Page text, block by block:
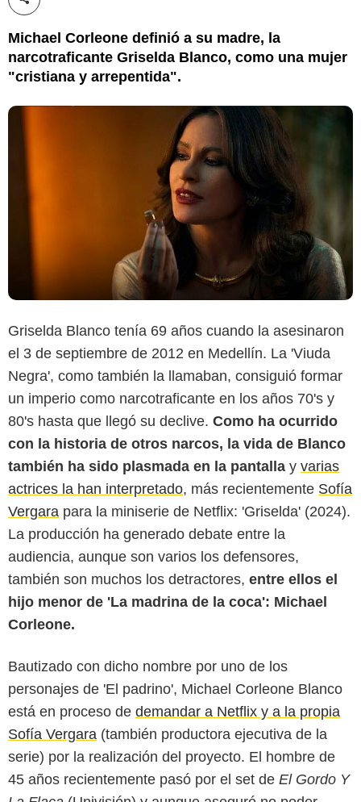
Compartir esta noticia
Michael Corleone definió a su madre, la
narcotraficante Griselda Blanco, como una mujer
"cristiana y arrepentida".
Griselda Blanco tenía 69 años cuando la asesinaron
el 3 de septiembre de 2012 en Medellín. La 'Viuda
Negra', como también la llamaban, consiguió formar
un imperio como narcotraficante en los años 70's y
80's hasta que llegó su declive. Como ha ocurrido
con la historia de otros narcos, la vida de Blanco
también ha sido plasmada en la pantalla y varias
actrices la han interpretado, más recientemente Sofía
Vergara para la miniserie de Netflix: 'Griselda' (2024).
La producción ha generado debate entre la
audiencia, aunque son varios los defensores,
también son muchos los detractores, entre ellos el
hijo menor de 'La madrina de la coca': Michael
Corleone.
Bautizado con dicho nombre por uno de los
personajes de 'El padrino', Michael Corleone Blanco
está en proceso de demandar a Netflix y a la propia
Sofía Vergara (también productora ejecutiva de la
serie) por la realización del proyecto. El hombre de
45 años recientemente pasó por el set de El Gordo Y
Youtube